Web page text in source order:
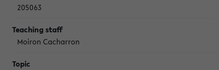
205063
Moiron Cacharron